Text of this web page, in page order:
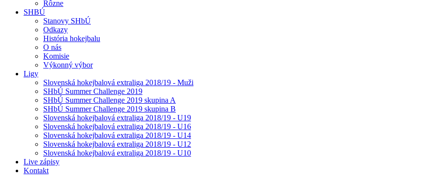
Rôzne
SHBÚ
Stanovy SHbÚ
Odkazy
História hokejbalu
O nás
Komisie
Výkonný výbor
Ligy
Slovenská hokejbalová extraliga 2018/19 - Muži
SHbÚ Summer Challenge 2019
SHbÚ Summer Challenge 2019 skupina A
SHbÚ Summer Challenge 2019 skupina B
Slovenská hokejbalová extraliga 2018/19 - U19
Slovenská hokejbalová extraliga 2018/19 - U16
Slovenská hokejbalová extraliga 2018/19 - U14
Slovenská hokejbalová extraliga 2018/19 - U12
Slovenská hokejbalová extraliga 2018/19 - U10
Live zápisy
Kontakt